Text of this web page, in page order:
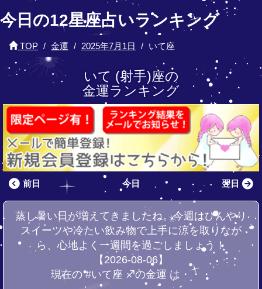
今日の12星座占いランキング
TOP 金運 2025年7月1日 いて座
いて (射手)座の
金運ランキング
前日 今日 翌日
蒸し暑い日が増えてきましたね。今週はひんやり
スイーツや冷たい飲み物で上手に涼を取りなが
ら、心地よく一週間を過ごしましょう！
【2026-08-06】
現在の #いて座 ♐の金運 は・・・